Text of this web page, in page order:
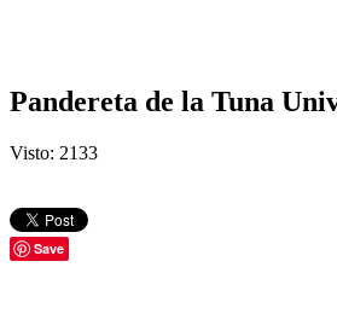
Pandereta de la Tuna
Visto: 2133
Save